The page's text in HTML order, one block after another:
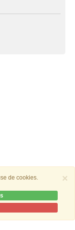
×
de cookies.